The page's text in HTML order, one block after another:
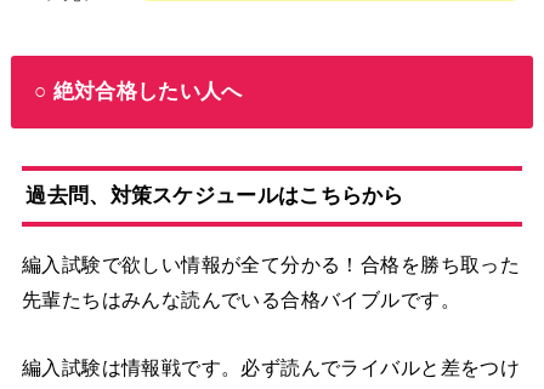
○ 絶対合格したい人へ
過去問、対策スケジュールはこちらから
編入試験で欲しい情報が全て分かる！合格を勝ち取った
先輩たちはみんな読んでいる合格バイブルです。
編入試験は情報戦です。必ず読んでライバルと差をつけ